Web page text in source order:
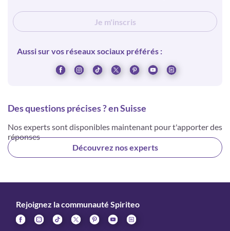
Je m'inscris
Aussi sur vos réseaux sociaux préférés :
Des questions précises ? en Suisse
Nos experts sont disponibles maintenant pour t'apporter des
réponses
Découvrez nos experts
Rejoignez la communauté Spiriteo